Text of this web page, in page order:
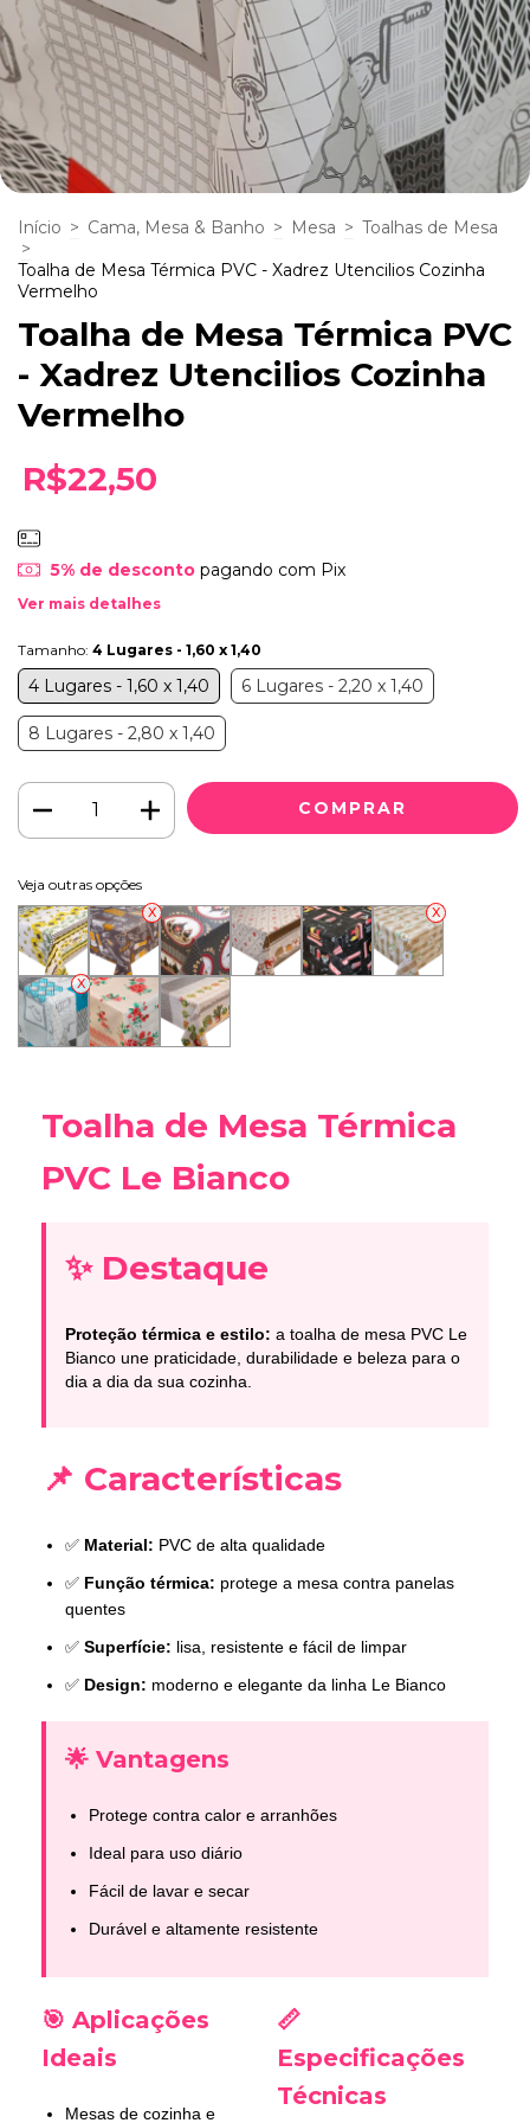
Início > Cama, Mesa & Banho > Mesa > Toalhas de Mesa
>
Toalha de Mesa Térmica PVC - Xadrez Utencilios Cozinha
Vermelho
Toalha de Mesa Térmica PVC
- Xadrez Utencilios Cozinha
Vermelho
R$22,50
5% de descontopagando com Pix
Ver mais detalhes
Tamanho: 4 Lugares - 1,60 x 1,40
4 Lugares - 1,60 x 1,40 6 Lugares - 2,20 x 1,40
8 Lugares - 2,80 x 1,40
Veja outras opções
Toalha de Mesa Térmica
PVC Le Bianco
✨ Destaque
Proteção térmica e estilo: a toalha de mesa PVC Le
Bianco une praticidade, durabilidade e beleza para o
dia a dia da sua cozinha.
📌 Características
✅ Material: PVC de alta qualidade
✅ Função térmica: protege a mesa contra panelas
quentes
✅ Superfície: lisa, resistente e fácil de limpar
✅ Design: moderno e elegante da linha Le Bianco
🌟 Vantagens
Protege contra calor e arranhões
Ideal para uso diário
Fácil de lavar e secar
Durável e altamente resistente
🎯 Aplicações
Ideais
Mesas de cozinha e
📏
Especificações
Técnicas